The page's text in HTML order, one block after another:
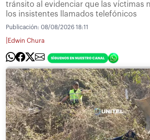
tránsito al evidenciar que las víctimas
los insistentes llamados telefónicos
Publicación: 08/08/2026 18:11
Edwin Chura